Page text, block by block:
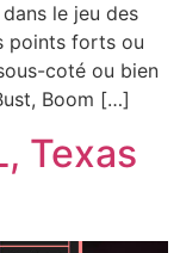
le jeu des
points forts ou
coté ou bien
Boom […]
Texas